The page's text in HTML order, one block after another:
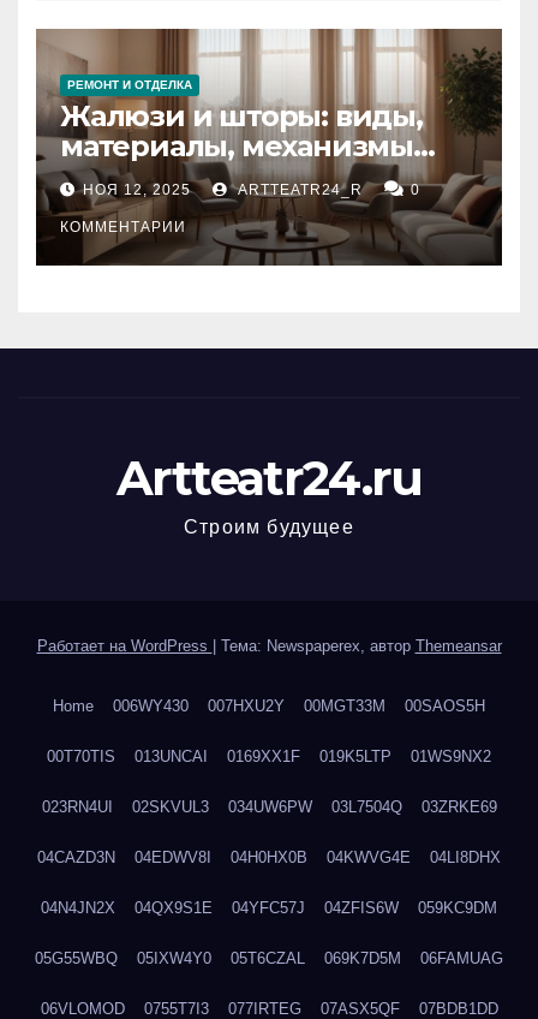
РЕМОНТ И ОТДЕЛКА
Жалюзи и шторы: виды,
материалы, механизмы
управления и уход
НОЯ 12, 2025 ARTTEATR24_R 0
КОММЕНТАРИИ
Artteatr24.ru
Строим будущее
Работает на WordPress Тема: Newspaperex, автор Themeansar
Home 006WY430 007HXU2Y 00MGT33M 00SAOS5H
00T70TIS 013UNCAI 0169XX1F 019K5LTP 01WS9NX2
023RN4UI 02SKVUL3 034UW6PW 03L7504Q 03ZRKE69
04CAZD3N 04EDWV8I 04H0HX0B 04KWVG4E 04LI8DHX
04N4JN2X 04QX9S1E 04YFC57J 04ZFIS6W 059KC9DM
05G55WBQ 05IXW4Y0 05T6CZAL 069K7D5M 06FAMUAG
06VLOMOD 0755T7I3 077IRTEG 07ASX5QF 07BDB1DD